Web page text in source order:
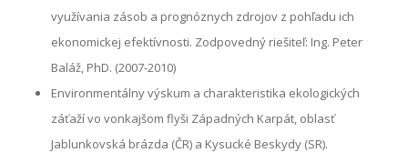
využívania zásob a prognóznych zdrojov z pohľadu ich
ekonomickej efektívnosti. Zodpovedný riešiteľ: Ing. Peter
Baláž, PhD. (2007-2010)
Environmentálny výskum a charakteristika ekologických
záťaží vo vonkajšom flyši Západných Karpát, oblasť
Jablunkovská brázda (ČR) a Kysucké Beskydy (SR).